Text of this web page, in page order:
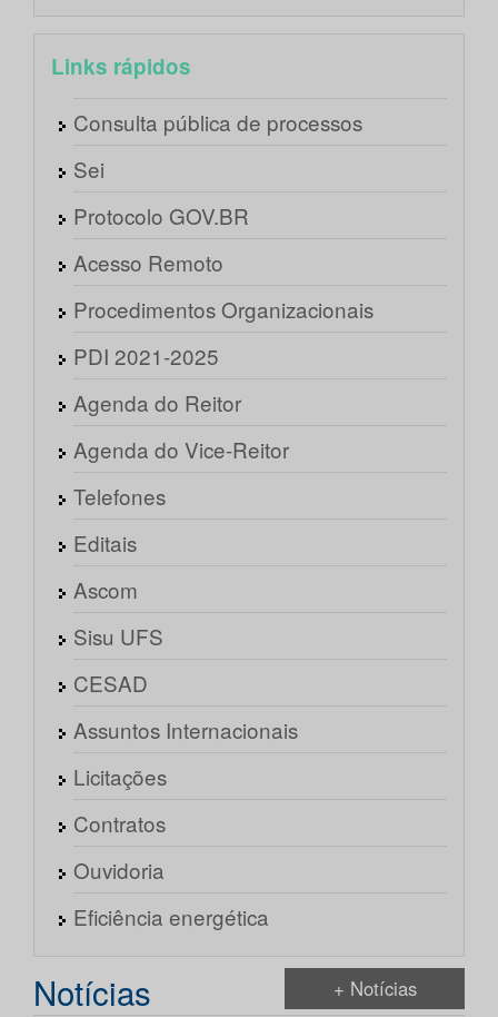
Links rápidos
Consulta pública de processos
Sei
Protocolo GOV.BR
Acesso Remoto
Procedimentos Organizacionais
PDI 2021-2025
Agenda do Reitor
Agenda do Vice-Reitor
Telefones
Editais
Ascom
Sisu UFS
CESAD
Assuntos Internacionais
Licitações
Contratos
Ouvidoria
Eficiência energética
Notícias + Notícias